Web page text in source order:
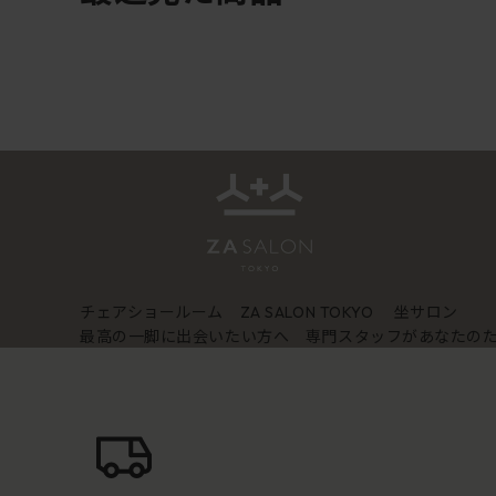
チェアショールーム ZA SALON TOKYO
坐サロン
最高の一脚に出会いたい方へ 専門スタッフがあなたの